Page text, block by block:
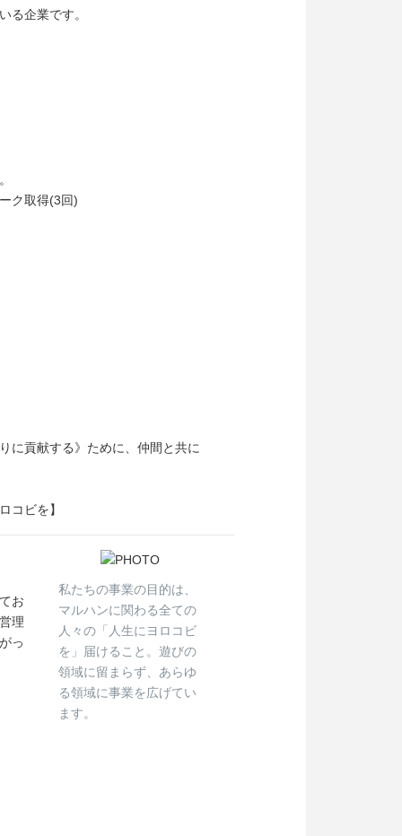
る企業です。
ク取得(3回)
に貢献する》ために、仲間と共に
コビを】
お
理
っ
私たちの事業の目的は、
マルハンに関わる全ての
人々の「人生にヨロコビ
を」届けること。遊びの
領域に留まらず、あらゆ
る領域に事業を広げてい
ます。